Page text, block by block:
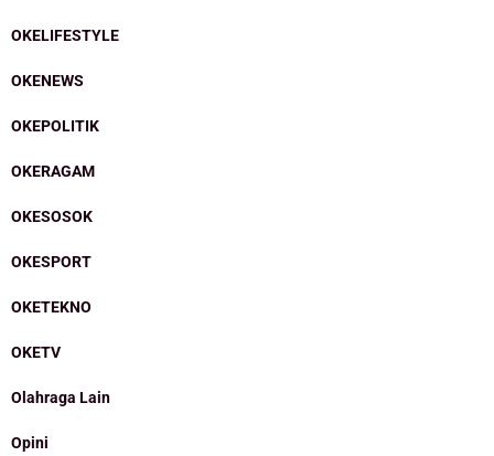
OKELIFESTYLE
OKENEWS
OKEPOLITIK
OKERAGAM
OKESOSOK
OKESPORT
OKETEKNO
OKETV
Olahraga Lain
Opini